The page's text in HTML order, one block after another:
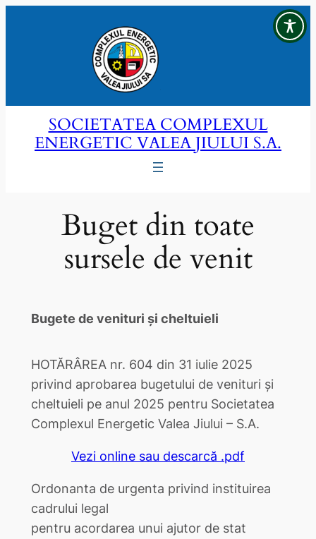
SOCIETATEA COMPLEXUL
ENERGETIC VALEA JIULUI S.A.
Buget din toate
sursele de venit
Bugete de venituri și cheltuieli
HOTĂRÂREA nr. 604 din 31 iulie 2025
privind aprobarea bugetului de venituri şi
cheltuieli pe anul 2025 pentru Societatea
Complexul Energetic Valea Jiului – S.A.
Vezi online sau descarcă .pdf
Ordonanta de urgenta privind instituirea
cadrului legal
pentru acordarea unui ajutor de stat